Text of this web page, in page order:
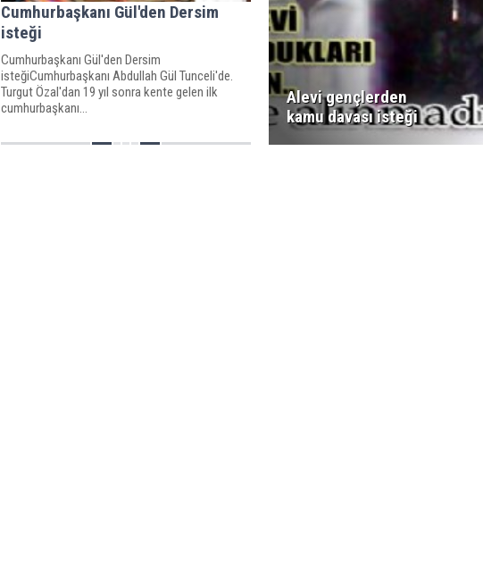
Cumhurbaşkanı Gül'den Dersim
isteği
Cumhurbaşkanı Gül'den Dersim
isteğiCumhurbaşkanı Abdullah Gül Tunceli'de.
Turgut Özal'dan 19 yıl sonra kente gelen ilk
cumhurbaşkanı...
Alevi gençlerden
kamu davası isteği